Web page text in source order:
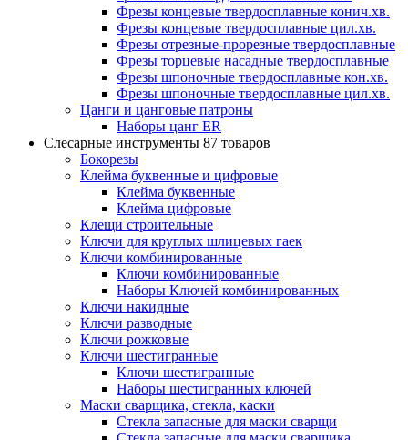
Фрезы концевые твердосплавные конич.хв.
Фрезы концевые твердосплавные цил.хв.
Фрезы отрезные-прорезные твердосплавные
Фрезы торцевые насадные твердосплавные
Фрезы шпоночные твердосплавные кон.хв.
Фрезы шпоночные твердосплавные цил.хв.
Цанги и цанговые патроны
Наборы цанг ER
Слесарные инструменты 87 товаров
Бокорезы
Клейма буквенные и цифровые
Клейма буквенные
Клейма цифровые
Клещи строительные
Ключи для круглых шлицевых гаек
Ключи комбинированные
Ключи комбинированные
Наборы Ключей комбинированных
Ключи накидные
Ключи разводные
Ключи рожковые
Ключи шестигранные
Ключи шестигранные
Наборы шестигранных ключей
Маски сварщика, стекла, каски
Стекла запасные для маски сварщи